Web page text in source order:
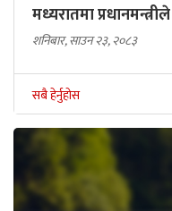
मध्यरातमा
शनिबार, साउन २३, २०८३
सबै हेर्नुहोस